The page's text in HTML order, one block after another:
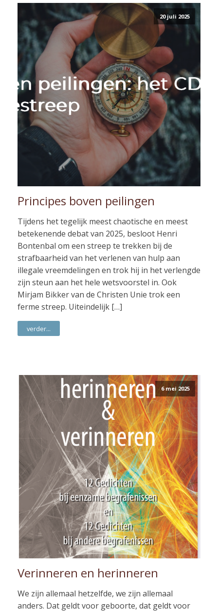
20 juli 2025
Principes boven peilingen
Tijdens het tegelijk meest chaotische en meest
betekenende debat van 2025, besloot Henri
Bontenbal om een streep te trekken bij de
strafbaarheid van het verlenen van hulp aan
illegale vreemdelingen en trok hij in het verlengde
zijn steun aan het hele wetsvoorstel in. Ook
Mirjam Bikker van de Christen Unie trok een
ferme streep. Uiteindelijk […]
verder...
6 mei 2025
Verinneren en herinneren
We zijn allemaal hetzelfde, we zijn allemaal
anders. Dat geldt voor geboorte, dat geldt voor